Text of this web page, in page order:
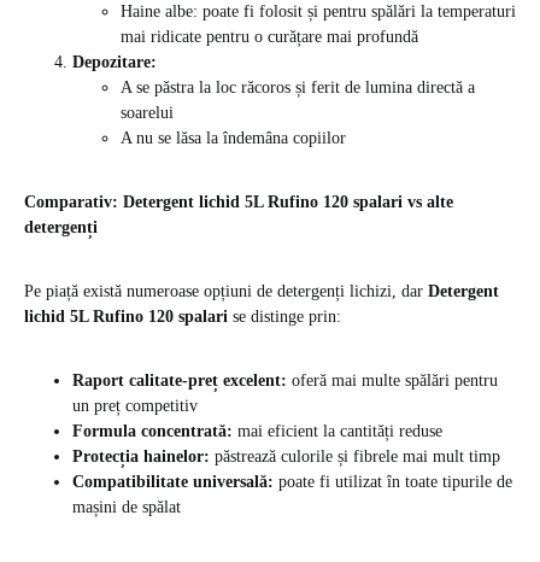
Haine albe: poate fi folosit și pentru spălări la temperaturi
mai ridicate pentru o curățare mai profundă
Depozitare:
A se păstra la loc răcoros și ferit de lumina directă a
soarelui
A nu se lăsa la îndemâna copiilor
Comparativ: Detergent lichid 5L Rufino 120 spalari vs alte
detergenți
Pe piață există numeroase opțiuni de detergenți lichizi, dar Detergent
lichid 5L Rufino 120 spalari se distinge prin:
Raport calitate-preț excelent: oferă mai multe spălări pentru
un preț competitiv
Formula concentrată: mai eficient la cantități reduse
Protecția hainelor: păstrează culorile și fibrele mai mult timp
Compatibilitate universală: poate fi utilizat în toate tipurile de
mașini de spălat